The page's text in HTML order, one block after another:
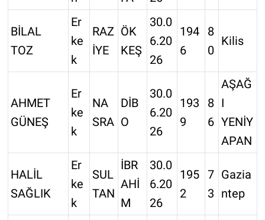
BİLAL
TOZ
Er
ke
k
RAZ
İYE
ÖK
KEŞ
30.0
6.20
26
194
6
8
0
Kilis
AHMET
GÜNEŞ
Er
ke
k
NA
SRA
DİB
O
30.0
6.20
26
193
9
8
6
AŞAĞ
I
YENİY
APAN
HALİL
SAĞLIK
Er
ke
k
SUL
TAN
İBR
AHİ
M
30.0
6.20
26
195
2
7
3
Gazia
ntep